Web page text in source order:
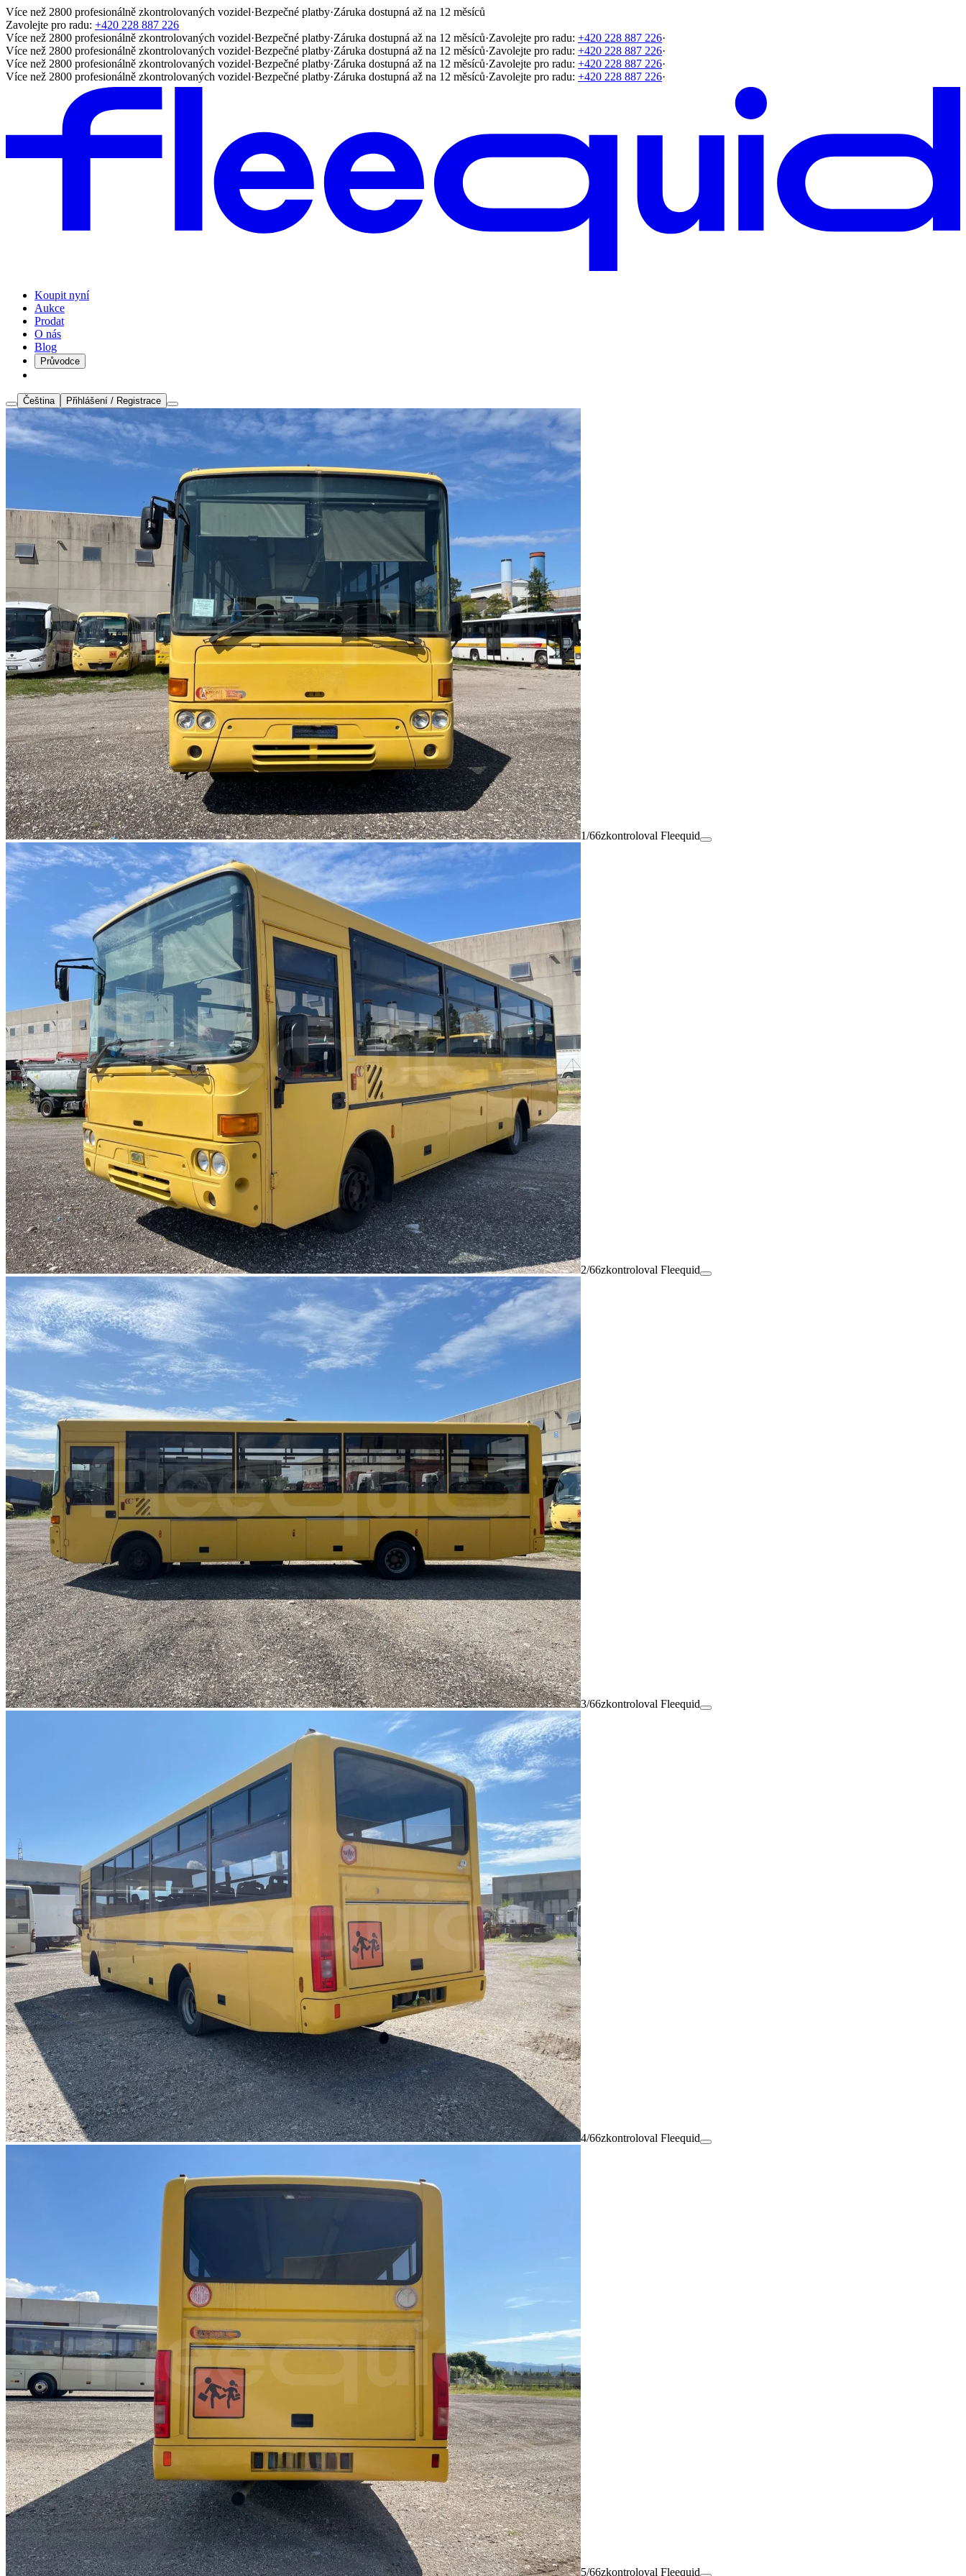
Více než 2800 profesionálně zkontrolovaných vozidel·Bezpečné platby·Záruka dostupná až na 12 měsíců
Zavolejte pro radu: +420 228 887 226
Více než 2800 profesionálně zkontrolovaných vozidel·Bezpečné platby·Záruka dostupná až na 12 měsíců·Zavolejte pro radu: +420 228 887 226·
Více než 2800 profesionálně zkontrolovaných vozidel·Bezpečné platby·Záruka dostupná až na 12 měsíců·Zavolejte pro radu: +420 228 887 226·
Více než 2800 profesionálně zkontrolovaných vozidel·Bezpečné platby·Záruka dostupná až na 12 měsíců·Zavolejte pro radu: +420 228 887 226·
Více než 2800 profesionálně zkontrolovaných vozidel·Bezpečné platby·Záruka dostupná až na 12 měsíců·Zavolejte pro radu: +420 228 887 226·
Koupit nyní
Aukce
Prodat
O nás
Blog
Průvodce
Čeština Přihlášení / Registrace
1/66zkontroloval Fleequid
2/66zkontroloval Fleequid
3/66zkontroloval Fleequid
4/66zkontroloval Fleequid
5/66zkontroloval Fleequid